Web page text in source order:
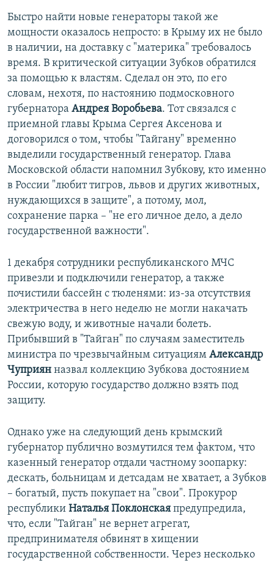
Быстро найти новые генераторы такой же
мощности оказалось непросто: в Крыму их не было
в наличии, на доставку с "материка" требовалось
время. В критической ситуации Зубков обратился
за помощью к властям. Сделал он это, по его
словам, нехотя, по настоянию подмосковного
губернатора Андрея Воробьева. Тот связался с
приемной главы Крыма Сергея Аксенова и
договорился о том, чтобы "Тайгану" временно
выделили государственный генератор. Глава
Московской области напомнил Зубкову, кто именно
в России "любит тигров, львов и других животных,
нуждающихся в защите", а потому, мол,
сохранение парка – "не его личное дело, а дело
государственной важности".
1 декабря сотрудники республиканского МЧС
привезли и подключили генератор, а также
почистили бассейн с тюленями: из-за отсутствия
электричества в него неделю не могли накачать
свежую воду, и животные начали болеть.
Прибывший в "Тайган" по случаям заместитель
министра по чрезвычайным ситуациям Александр
Чуприян назвал коллекцию Зубкова достоянием
России, которую государство должно взять под
защиту.
Однако уже на следующий день крымский
губернатор публично возмутился тем фактом, что
казенный генератор отдали частному зоопарку:
дескать, больницам и детсадам не хватает, а Зубков
– богатый, пусть покупает на "свои". Прокурор
республики Наталья Поклонская предупредила,
что, если "Тайган" не вернет агрегат,
предпринимателя обвинят в хищении
государственной собственности. Через несколько